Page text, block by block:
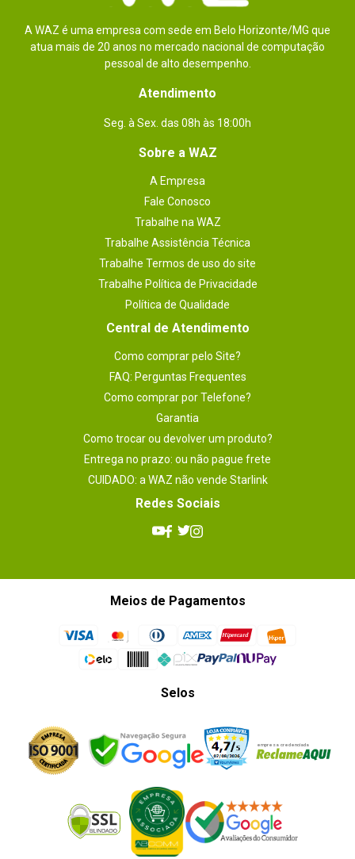
A WAZ é uma empresa com sede em Belo Horizonte/MG que
atua mais de 20 anos no mercado nacional de computação
pessoal de alto desempenho.
Atendimento
Seg. à Sex. das 08h às 18:00h
Sobre a WAZ
A Empresa
Fale Conosco
Trabalhe na WAZ
Trabalhe Assistência Técnica
Trabalhe Termos de uso do site
Trabalhe Política de Privacidade
Política de Qualidade
Central de Atendimento
Como comprar pelo Site?
FAQ: Perguntas Frequentes
Como comprar por Telefone?
Garantia
Como trocar ou devolver um produto?
Entrega no prazo: ou não pague frete
CUIDADO: a WAZ não vende Starlink
Redes Sociais
Meios de Pagamentos
Selos